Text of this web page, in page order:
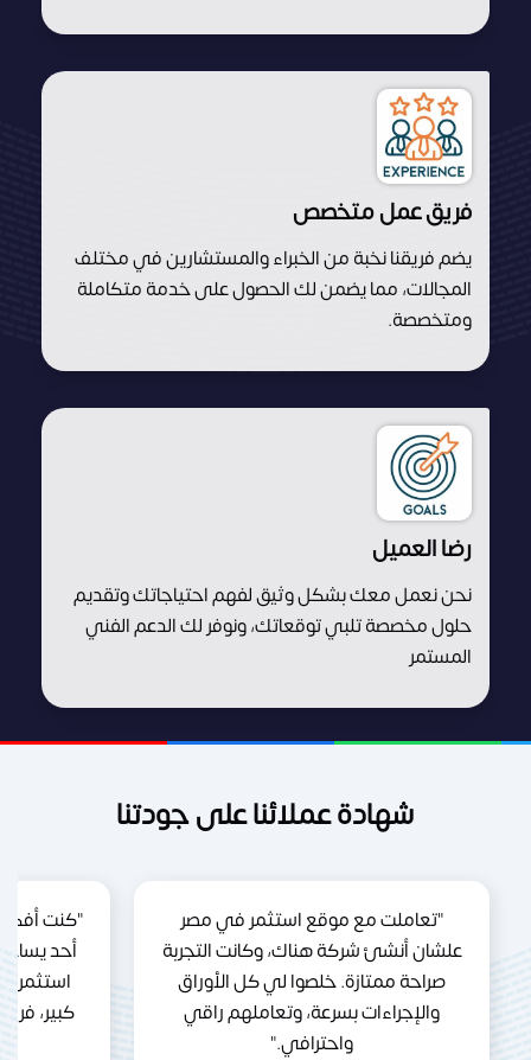
فريق عمل متخصص
يضم فريقنا نخبة من الخبراء والمستشارين في مختلف
المجالات، مما يضمن لك الحصول على خدمة متكاملة
ومتخصصة.
رضا العميل
نحن نعمل معك بشكل وثيق لفهم احتياجاتك وتقديم
حلول مخصصة تلبي توقعاتك، ونوفر لك الدعم الفني
المستمر
شهادة عملائنا على جودتنا
"تعاملت مع موقع استثمر في مصر
علشان أنشئ شركة هناك، وكانت التجربة
صراحة ممتازة. خلصوا لي كل الأوراق
والإجراءات بسرعة، وتعاملهم راقي
واحترافي."
"كنت
أحد
استثمر
كبير،